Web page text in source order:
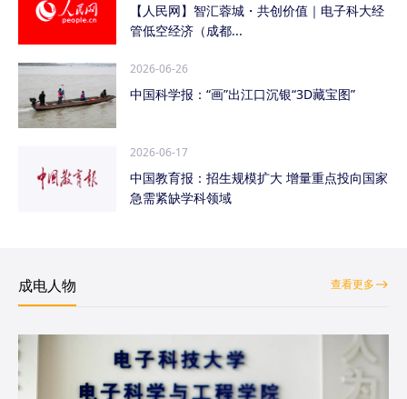
【人民网】智汇蓉城・共创价值｜电子科大经
管低空经济（成都...
2026-06-26
中国科学报：“画”出江口沉银“3D藏宝图”
2026-06-17
中国教育报：招生规模扩大 增量重点投向国家
急需紧缺学科领域
成电人物 查看更多